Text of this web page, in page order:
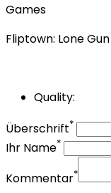
Fliptown: Lone
Quality:
Überschrift*
Ihr Name*
Kommentar*